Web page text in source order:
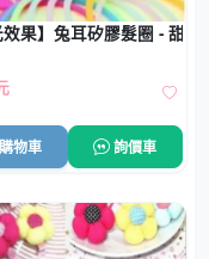
效果】兔耳矽膠髮圈 - 甜
物車 詢價車